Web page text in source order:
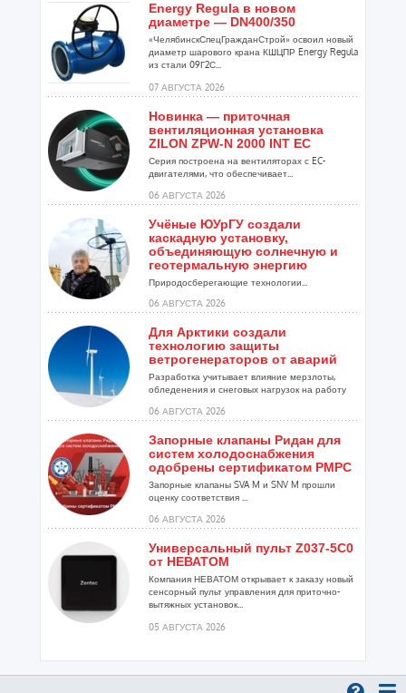
Energy Regula в новом
диаметре — DN400/350
«ЧелябинскСпецГражданСтрой» освоил новый
диаметр шарового крана КШЦПР Energy Regula
из стали 09Г2С...
07 АВГУСТА 2026
Новинка — приточная
вентиляционная установка
ZILON ZPW-N 2000 INT EC
Серия построена на вентиляторах с EC-
двигателями, что обеспечивает...
06 АВГУСТА 2026
Учёные ЮУрГУ создали
каскадную установку,
объединяющую солнечную и
геотермальную энергию
Природосберегающие технологии...
06 АВГУСТА 2026
Для Арктики создали
технологию защиты
ветрогенераторов от аварий
Разработка учитывает влияние мерзлоты,
обледенения и снеговых нагрузок на работу
06 АВГУСТА 2026
Запорные клапаны Ридан для
систем холодоснабжения
одобрены сертификатом РМРС
Запорные клапаны SVA M и SNV M прошли
оценку соответствия ...
06 АВГУСТА 2026
Универсальный пульт Z037-5C0
от НЕВАТОМ
Компания НЕВАТОМ открывает к заказу новый
сенсорный пульт управления для приточно-
вытяжных установок...
05 АВГУСТА 2026